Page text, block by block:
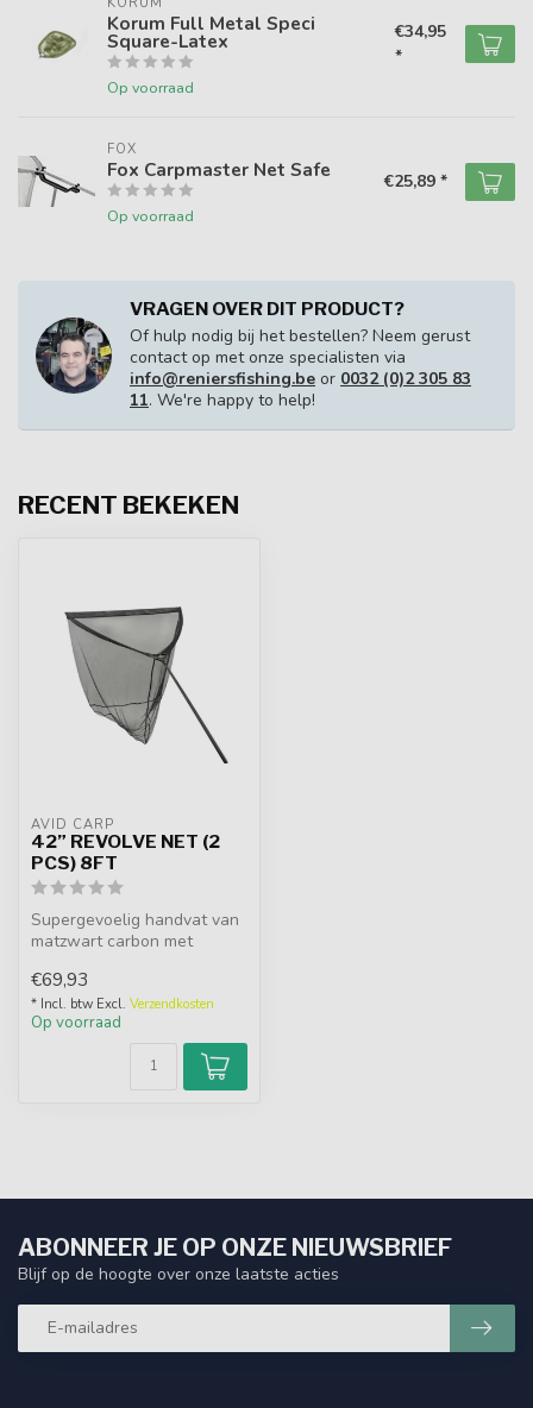
Korum Full Metal Speci
Square-Latex
Op voorraad
€34,95
*
FOX
Fox Carpmaster Net Safe
Op voorraad
€25,89 *
VRAGEN OVER DIT PRODUCT?
Of hulp nodig bij het bestellen? Neem gerust
contact op met onze specialisten via
info@reniersfishing.be or 0032 (0)2 305 83
11. We're happy to help!
RECENT BEKEKEN
AVID CARP
42” REVOLVE NET (2
PCS) 8FT
Supergevoelig handvat van
matzwart carbon met
Aluminium sp...
€69,93
* Incl. btw Excl. Verzendkosten
Op voorraad
ABONNEER JE OP ONZE NIEUWSBRIEF
Blijf op de hoogte over onze laatste acties